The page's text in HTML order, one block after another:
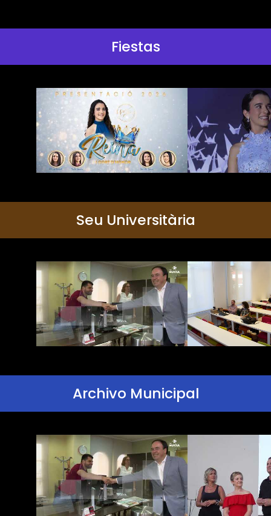
Fiestas
Seu Universitària
Archivo Municipal